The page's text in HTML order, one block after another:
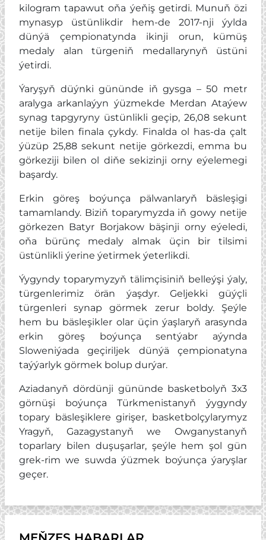
kilogram tapawut oňa ýeňiş getirdi. Munuň özi
mynasyp üstünlikdir hem-de 2017-nji ýylda
dünýä çempionatynda ikinji orun, kümüş
medaly alan türgeniň medallarynyň üstüni
ýetirdi.
Ýaryşyň düýnki gününde iň gysga – 50 metr
aralyga arkanlaýyn ýüzmekde Merdan Ataýew
synag tapgyryny üstünlikli geçip, 26,08 sekunt
netije bilen finala çykdy. Finalda ol has-da çalt
ýüzüp 25,88 sekunt netije görkezdi, emma bu
görkeziji bilen ol diňe sekizinji orny eýelemegi
başardy.
Erkin göreş boýunça pälwanlaryň bäsleşigi
tamamlandy. Biziň toparymyzda iň gowy netije
görkezen Batyr Borjakow bäşinji orny eýeledi,
oňa bürünç medaly almak üçin bir tilsimi
üstünlikli ýerine ýetirmek ýeterlikdi.
Ýygyndy toparymyzyň tälimçisiniň belleýşi ýaly,
türgenlerimiz örän ýaşdyr. Geljekki güýçli
türgenleri synap görmek zerur boldy. Şeýle
hem bu bäsleşikler olar üçin ýaşlaryň arasynda
erkin göreş boýunça sentýabr aýynda
Sloweniýada geçiriljek dünýä çempionatyna
taýýarlyk görmek bolup durýar.
Aziadanyň dördünji gününde basketbolyň 3х3
görnüşi boýunça Türkmenistanyň ýygyndy
topary bäsleşiklere girişer, basketbolçylarymyz
Yragyň, Gazagystanyň we Owganystanyň
toparlary bilen duşuşarlar, şeýle hem şol gün
grek-rim we suwda ýüzmek boýunça ýaryşlar
geçer.